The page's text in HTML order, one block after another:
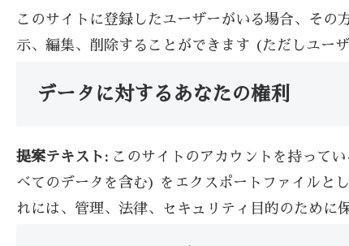
このサイトに登録したユーザーがいる場合、そ
示、編集、削除することができます (ただしユー
データに対するあなたの権利
提案テキスト: このサイトのアカウントを持って
べてのデータを含む) をエクスポートファイルと
れには、管理、法律、セキュリティ目的のために